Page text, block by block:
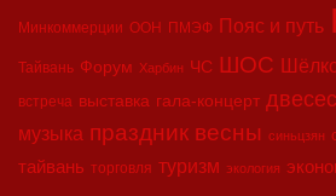
Минкоммерции ООН ПМЭФ Пояс и путь
Тайвань Форум Харбин ЧС ШОС
встреча выставка гала-концерт
музыка праздник весны синьцзян
тайвань торговля туризм экология